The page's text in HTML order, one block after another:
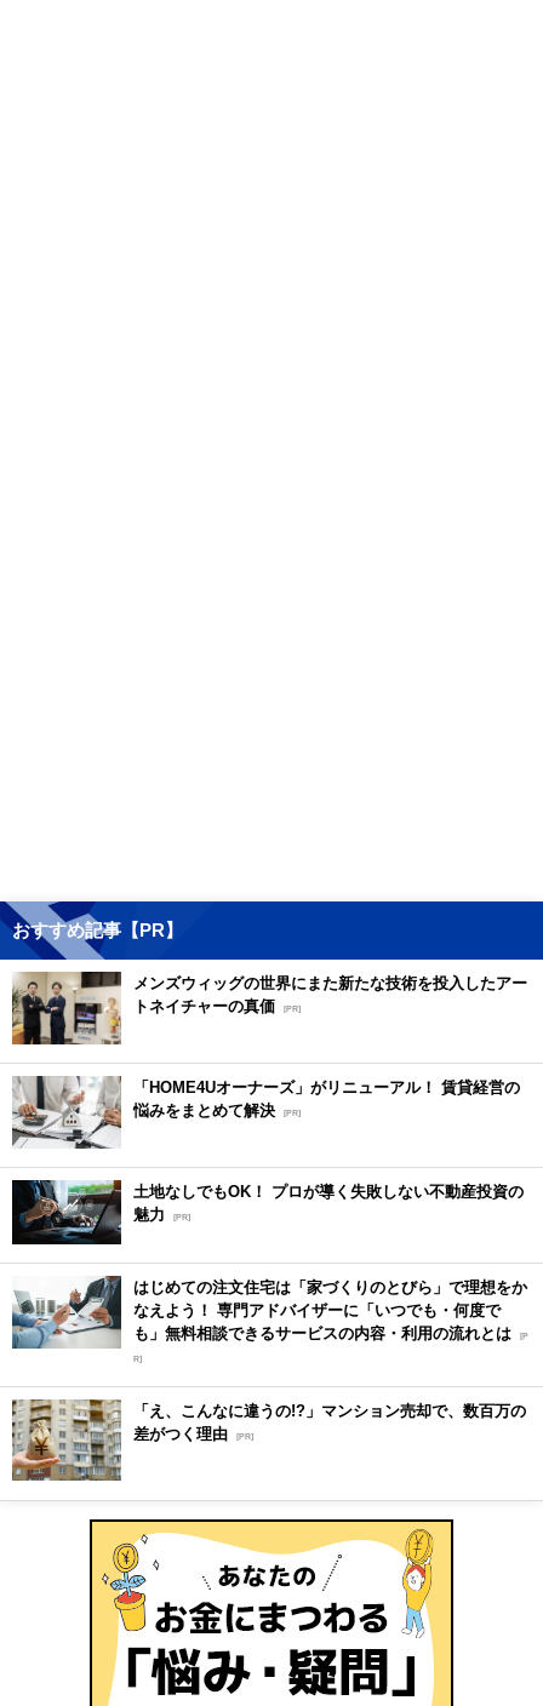
おすすめ記事【PR】
メンズウィッグの世界にまた新たな技術を投入したアー
トネイチャーの真価 [PR]
「HOME4Uオーナーズ」がリニューアル！ 賃貸経営の
悩みをまとめて解決 [PR]
土地なしでもOK！ プロが導く失敗しない不動産投資の
魅力
[PR]
はじめての注文住宅は「家づくりのとびら」で理想をか
なえよう！ 専門アドバイザーに「いつでも・何度で
も」無料相談できるサービスの内容・利用の流れとは [P
R]
「え、こんなに違うの!?」マンション売却で、数百万の
差がつく理由 [PR]